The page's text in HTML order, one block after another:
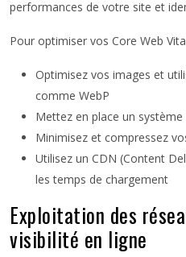
performances de votre site et
Pour optimiser vos Core Web
Optimisez vos images et
comme WebP
Mettez en place un
Minimisez et compressez
Utilisez un CDN (Content
les temps de chargement
Exploitation des
visibilité en ligne